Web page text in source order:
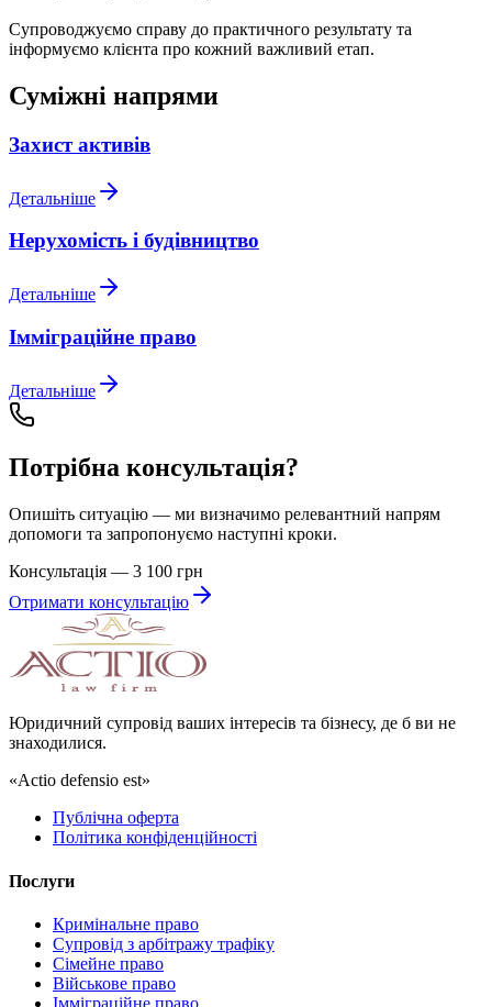
Супроводжуємо справу до практичного результату та
інформуємо клієнта про кожний важливий етап.
Суміжні напрями
Захист активів
Детальніше
Нерухомість і будівництво
Детальніше
Імміграційне право
Детальніше
Потрібна консультація?
Опишіть ситуацію — ми визначимо релевантний напрям
допомоги та запропонуємо наступні кроки.
Консультація — 3 100 грн
Отримати консультацію
Юридичний супровід ваших інтересів та бізнесу, де б ви не
знаходилися.
«Actio defensio est»
Публічна оферта
Політика конфіденційності
Послуги
Кримінальне право
Супровід з арбітражу трафіку
Сімейне право
Військове право
Імміграційне право